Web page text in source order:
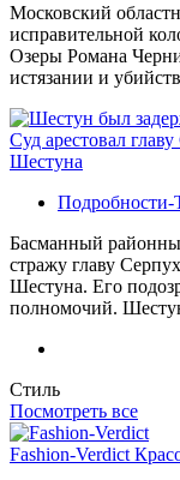
Московский
исправительной
Озеры Романа
истязании и
Суд арестовал
Шестуна
Басманный
стражу главу
Шестуна. Его
полномочий.
Стиль
Посмотреть все
Fashion-Verdict